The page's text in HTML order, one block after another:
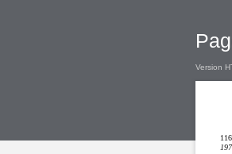
Version